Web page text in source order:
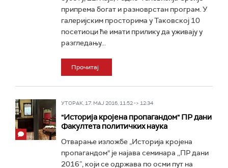
припрема богат и разноврстан програм. У
галеријским просторима у Таковској 10
посетиоци ће имати прилику да уживају у
разгледању...
Прочитај
УТОРАК, 17. МАЈ 2016, 11:52 -> 12:34
"Историја кројена пропагандом" ПР дани
Факултета политичких наука
Отварање изложбе „Историја кројена
пропагандом“ је најава семинара ,,ПР дани
2016”, који се одржава по осми пут на